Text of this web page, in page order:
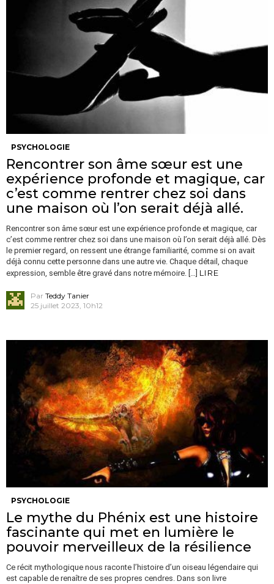
PSYCHOLOGIE
Rencontrer son âme sœur est une
expérience profonde et magique, car
c’est comme rentrer chez soi dans
une maison où l’on serait déjà allé.
Rencontrer son âme sœur est une expérience profonde et magique, car
c’est comme rentrer chez soi dans une maison où l’on serait déjà allé. Dès
le premier regard, on ressent une étrange familiarité, comme si on avait
déjà connu cette personne dans une autre vie. Chaque détail, chaque
expression, semble être gravé dans notre mémoire. […] LIRE
Par Teddy Tanier
25 juillet 2023, 10h12
PSYCHOLOGIE
Le mythe du Phénix est une histoire
fascinante qui met en lumière le
pouvoir merveilleux de la résilience
Ce récit mythologique nous raconte l’histoire d’un oiseau légendaire qui
est capable de renaître de ses propres cendres. Dans son livre